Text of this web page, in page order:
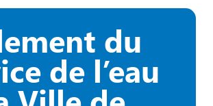
du
de l’eau